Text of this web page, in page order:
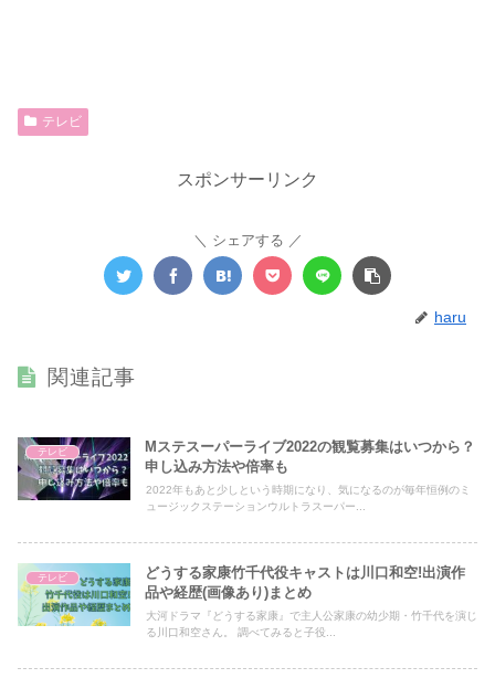
テレビ
スポンサーリンク
シェアする
haru
関連記事
テレビ
Mステスーパーライブ2022の観覧募集はいつから？
申し込み方法や倍率も
2022年もあと少しという時期になり、気になるのが毎年恒例のミ
ュージックステーションウルトラスーパー...
テレビ
どうする家康竹千代役キャストは川口和空!出演作
品や経歴(画像あり)まとめ
大河ドラマ『どうする家康』で主人公家康の幼少期・竹千代を演じ
る川口和空さん。 調べてみると子役...